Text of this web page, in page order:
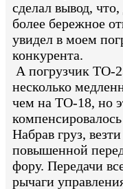
сделал вывод,
более бережное
увидел в моем
конкурента.
А погрузчик ТО-
несколько
чем на ТО-18, но
Набрав груз,
повышенной
фору. Передачи
рычаги